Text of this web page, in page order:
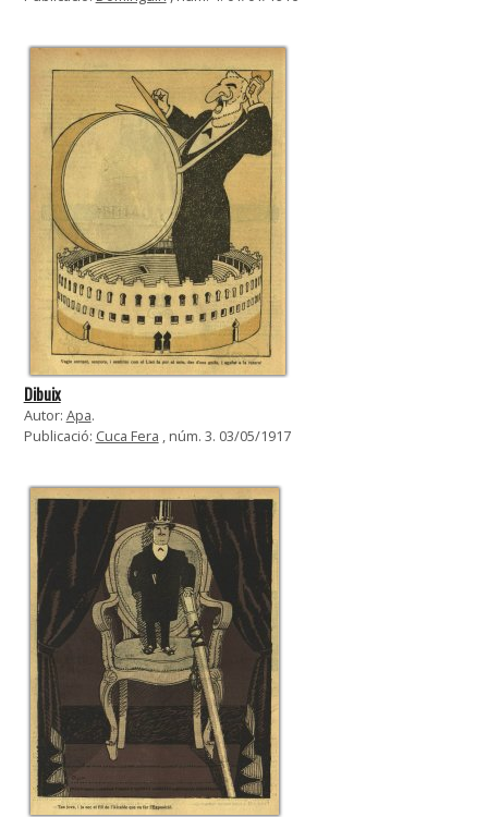
Dibuix
Autor: Apa.
Publicació: Cuca Fera , núm. 3. 03/05/1917